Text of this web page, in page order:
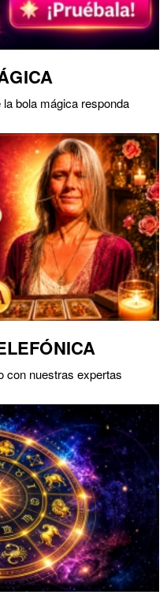
bola mágica responda
con nuestras expertas